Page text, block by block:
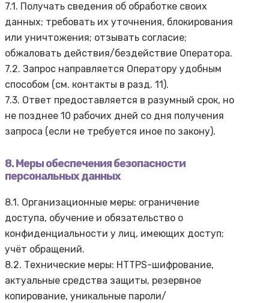
7.1. Получать сведения об обработке своих
данных; требовать их уточнения, блокирования
или уничтожения; отзывать согласие;
обжаловать действия/бездействие Оператора.
7.2. Запрос направляется Оператору удобным
способом (см. контакты в разд. 11).
7.3. Ответ предоставляется в разумный срок, но
не позднее 10 рабочих дней со дня получения
запроса (если не требуется иное по закону).
8. Меры обеспечения безопасности
персональных данных
8.1. Организационные меры: ограничение
доступа, обучение и обязательство о
конфиденциальности у лиц, имеющих доступ;
учёт обращений.
8.2. Технические меры: HTTPS-шифрование,
актуальные средства защиты, резервное
копирование, уникальные пароли/